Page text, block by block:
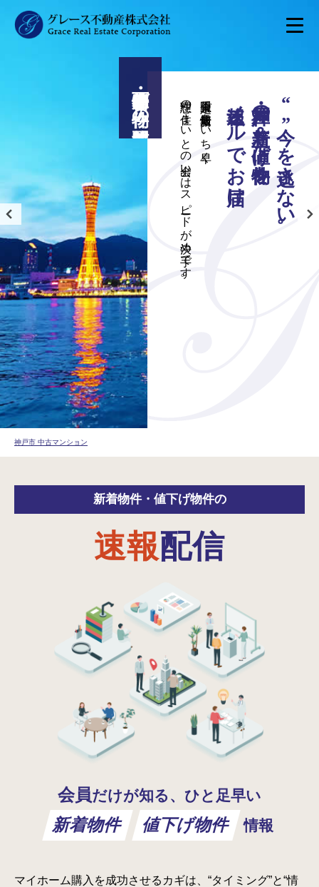
（相続税の大幅減額）
相続対策は”生前の準備”がすべて。
相続対策専門士・不動産コンサルティング
マスターによる安心の無料相談
相続専門のプロが、不動産とお金の最適な活かし方をご提案。
秘密厳守・無料相談受付中。
神戸市 中古マンション
新着物件・ 値下げ物件の
速報配信
会員だけが知る、ひと足早い
新着物件 値下げ物件 情報
マイホーム購入を成功させるカギは、“タイミング”と“情